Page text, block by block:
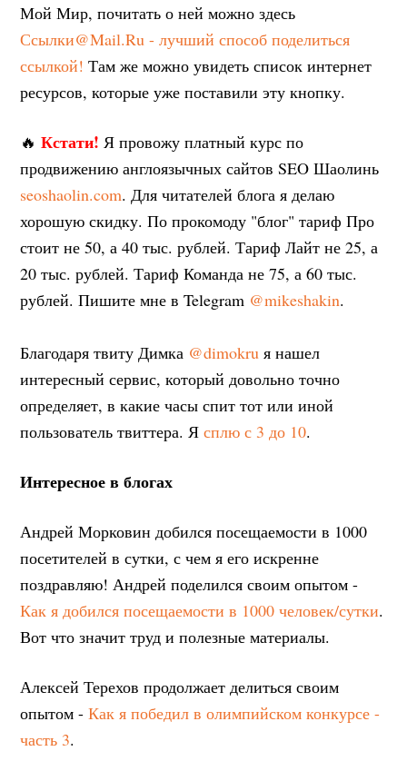
Мой Мир, почитать о ней можно здесь
Ссылки@Mail.Ru - лучший способ поделиться
ссылкой! Там же можно увидеть список интернет
ресурсов, которые уже поставили эту кнопку.
🔥Кстати! Я провожу платный курс по
продвижению англоязычных сайтов SEO Шаолинь
seoshaolin.com. Для читателей блога я делаю
хорошую скидку. По прокомоду "блог" тариф Про
стоит не 50, а 40 тыс. рублей. Тариф Лайт не 25, а
20 тыс. рублей. Тариф Команда не 75, а 60 тыс.
рублей. Пишите мне в Telegram @mikeshakin.
Благодаря твиту Димка @dimokru я нашел
интересный сервис, который довольно точно
определяет, в какие часы спит тот или иной
пользователь твиттера. Ясплю с 3 до 10.
Интересное в блогах
Андрей Морковин добился посещаемости в 1000
посетителей в сутки, с чем я его искренне
поздравляю! Андрей поделился своим опытом -
Как я добился посещаемости в 1000 человек/сутки.
Вот что значит труд и полезные материалы.
Алексей Терехов продолжает делиться своим
опытом -Как я победил в олимпийском конкурсе -
часть 3.